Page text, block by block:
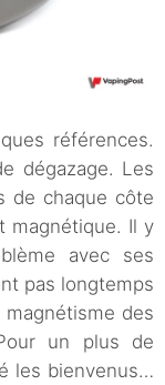
références.
dégazage. Les
de chaque côte
magnétique. Il y
avec ses
pas longtemps
magnétisme des
un plus de
les bienvenus…